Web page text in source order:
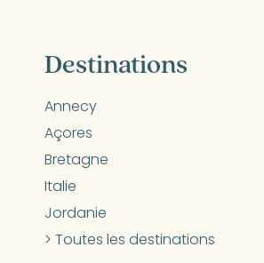
Destinations
Annecy
Açores
Bretagne
Italie
Jordanie
> Toutes les destinations